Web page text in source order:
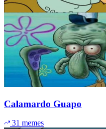
Calamardo Guapo
31 memes